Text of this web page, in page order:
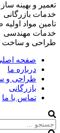
تعمیر و بهینه
خدمات بازرگانی
تامین مواد اولیه
خدمات مهندسی
طراحی و ساخت
صفحه
درباره ما
طراحی و
بازرگانی
تماس با ما